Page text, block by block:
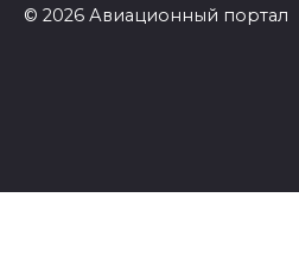
© 2026 Авиационный портал